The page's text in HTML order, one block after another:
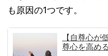
も原因の1つです。
【自尊心が
尊心を高め